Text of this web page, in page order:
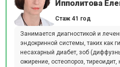
Ипполитова
Стаж 41 год
Занимается диагностикой и
эндокринной системы, таких как
несахарный диабет, зоб
ожирение, остеопороз,